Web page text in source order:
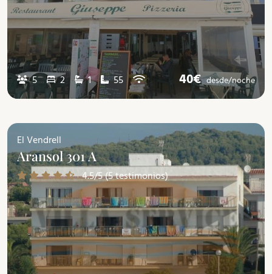
5 2 1 55 40€desde/noche
El Vendrell
Aransol 301 A
4.5/5 (5 testimonios)